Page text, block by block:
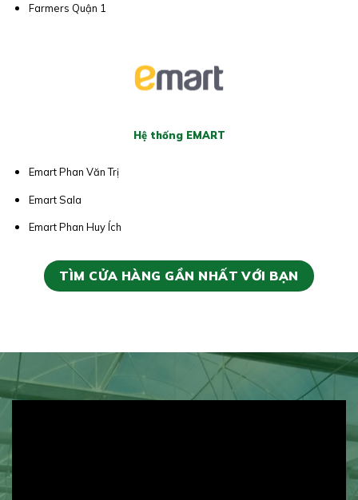
Farmers Quận 1
Hệ thống EMART
Emart Phan Văn Trị
Emart Sala
Emart Phan Huy Ích
TÌM CỬA HÀNG GẦN NHẤT VỚI BẠN